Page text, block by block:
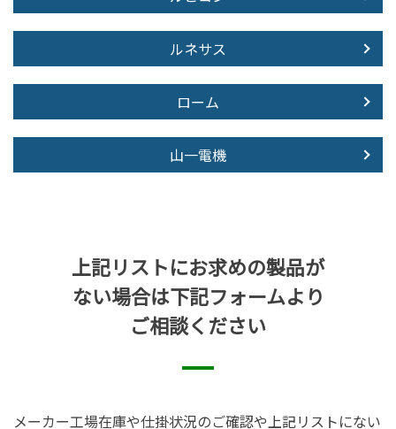
ルネサス
ローム
山一電機
上記リストにお求めの製品が
ない場合は下記フォームより
ご相談ください
メーカー工場在庫や仕掛状況のご確認や上記リストにない